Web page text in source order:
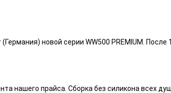
новой серии WW500 PREMIUM. После
нашего прайса. Сборка без силикона всех